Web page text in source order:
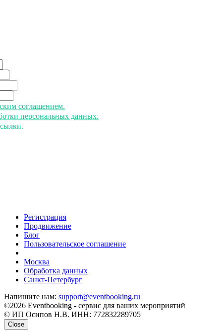
соглашением.
персональных данных.
Регистрация
Продвижение
Блог
Пользовательское соглашение
Москва
Обработка данных
Санкт-Петербург
Напишите нам: support@eventbooking.ru
©2026 Eventbooking - сервис для ваших мероприятий
© ИП Осипов Н.В. ИНН: 772832289705
Close